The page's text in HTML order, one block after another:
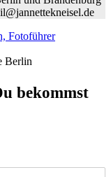
Berlin
bekommst